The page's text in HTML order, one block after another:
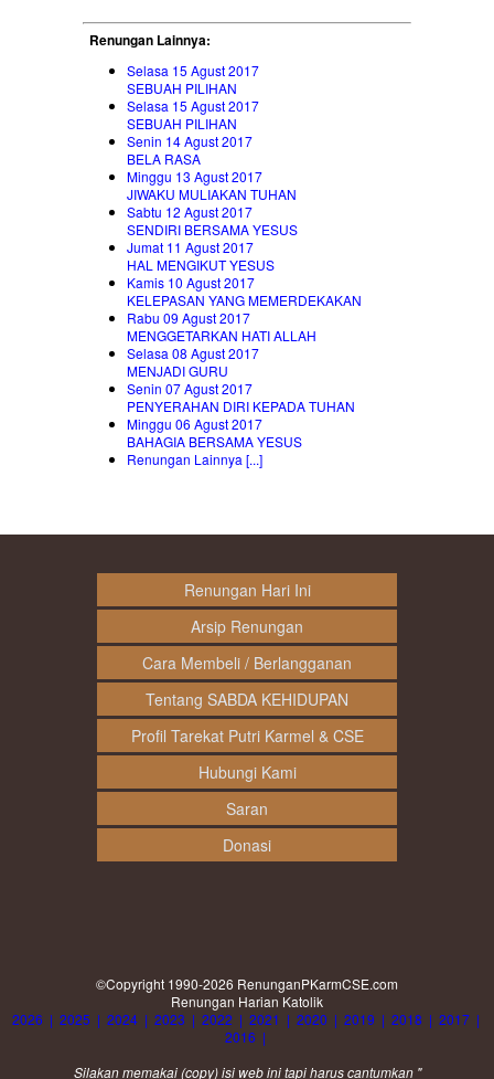
Renungan Lainnya:
Selasa 15 Agust 2017
SEBUAH PILIHAN
Selasa 15 Agust 2017
SEBUAH PILIHAN
Senin 14 Agust 2017
BELA RASA
Minggu 13 Agust 2017
JIWAKU MULIAKAN TUHAN
Sabtu 12 Agust 2017
SENDIRI BERSAMA YESUS
Jumat 11 Agust 2017
HAL MENGIKUT YESUS
Kamis 10 Agust 2017
KELEPASAN YANG MEMERDEKAKAN
Rabu 09 Agust 2017
MENGGETARKAN HATI ALLAH
Selasa 08 Agust 2017
MENJADI GURU
Senin 07 Agust 2017
PENYERAHAN DIRI KEPADA TUHAN
Minggu 06 Agust 2017
BAHAGIA BERSAMA YESUS
Renungan Lainnya [...]
Renungan Hari Ini
Arsip Renungan
Cara Membeli / Berlangganan
Tentang SABDA KEHIDUPAN
Profil Tarekat Putri Karmel & CSE
Hubungi Kami
Saran
Donasi
©Copyright 1990-2026 RenunganPKarmCSE.com
Renungan Harian Katolik
2026 | 2025 | 2024 | 2023 | 2022 | 2021 | 2020 | 2019 | 2018 | 2017 |
2016 |
Silakan memakai (copy) isi web ini tapi harus cantumkan "